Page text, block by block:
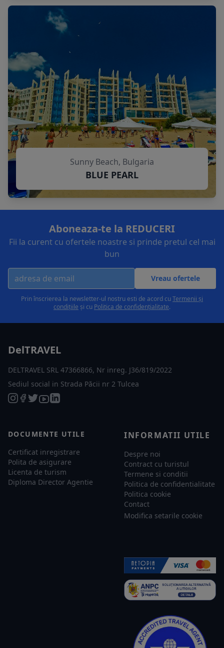
Sunny Beach, Bulgaria
BLUE PEARL
Aboneaza-te la REDUCERI
Fii la curent cu ofertele noastre si prinde pretul cel mai
bun
Vreau ofertele
Prin înscrierea la newsletter-ul nostru esti de acord cuTermenii și
condițiile și cu Politica de confidențialitate.
DelTRAVEL
DELTRAVEL SRL 47366866, Nr inreg. J36/819/2022
Sediul social in Strada Păcii nr 2 Tulcea
DOCUMENTE UTILE
Certificat inregistrare
Polita de asigurare
Licenta de turism
Diploma Director Agentie
INFORMATII UTILE
Despre noi
Contract cu turistul
Termene si conditii
Politica de confidentialitate
Politica cookie
Contact
Modifica setarile cookie